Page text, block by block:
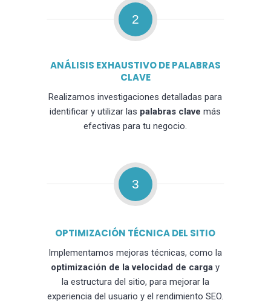
2
ANÁLISIS EXHAUSTIVO DE PALABRAS
CLAVE
Realizamos investigaciones detalladas para
identificar y utilizar las palabras clave más
efectivas para tu negocio.
3
OPTIMIZACIÓN TÉCNICA DEL SITIO
Implementamos mejoras técnicas, como la
optimización de la velocidad de carga y
la estructura del sitio, para mejorar la
experiencia del usuario y el rendimiento SEO.